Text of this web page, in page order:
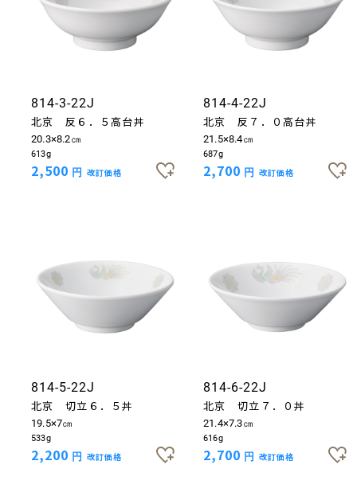
814-3-22J
北京 反６．５高台丼
20.3×8.2㎝
613g
2,500 円 改訂価格
814-4-22J
北京 反７．０高台丼
21.5×8.4㎝
687g
2,700 円 改訂価格
814-5-22J
北京 切立６．５丼
19.5×7㎝
533g
2,200 円 改訂価格
814-6-22J
北京 切立７．０丼
21.4×7.3㎝
616g
2,700 円 改訂価格